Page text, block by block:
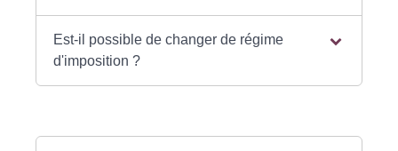
Est-il possible de changer de régime
d'imposition ?